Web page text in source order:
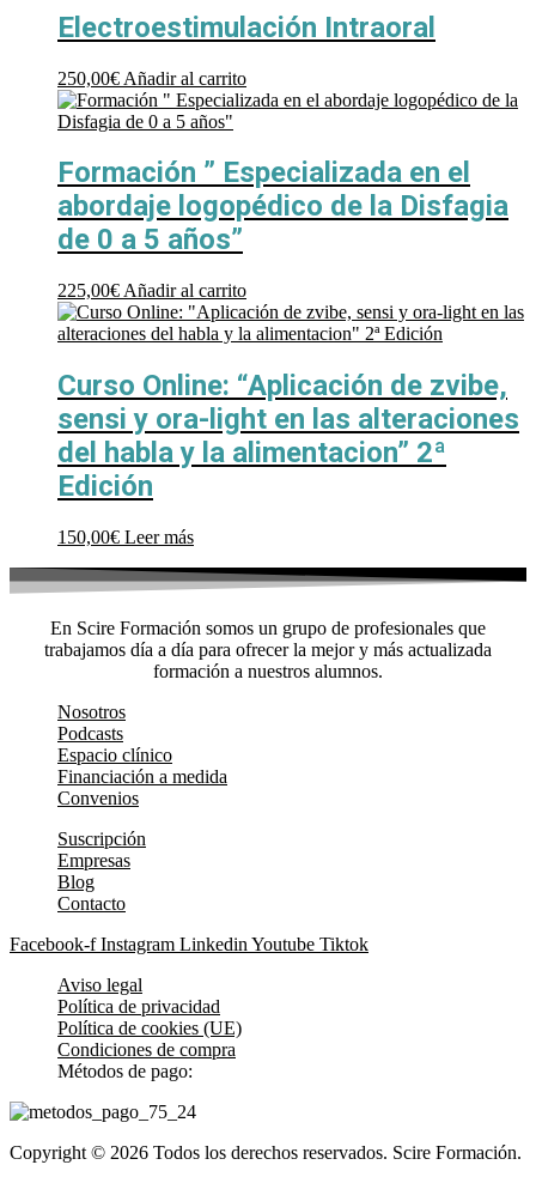
Electroestimulación Intraoral
250,00€ Añadir al carrito
Formación ” Especializada en el
abordaje logopédico de la Disfagia
de 0 a 5 años”
225,00€ Añadir al carrito
Curso Online: “Aplicación de zvibe,
sensi y ora-light en las alteraciones
del habla y la alimentacion” 2ª
Edición
150,00€ Leer más
En Scire Formación somos un grupo de profesionales que
trabajamos día a día para ofrecer la mejor y más actualizada
formación a nuestros alumnos.
Nosotros
Podcasts
Espacio clínico
Financiación a medida
Convenios
Suscripción
Empresas
Blog
Contacto
Facebook-f Instagram Linkedin Youtube Tiktok
Aviso legal
Política de privacidad
Política de cookies (UE)
Condiciones de compra
Métodos de pago:
Copyright © 2026 Todos los derechos reservados. Scire Formación.